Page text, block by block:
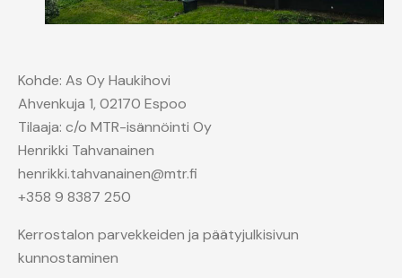
Kohde: As Oy Haukihovi
Ahvenkuja 1, 02170 Espoo
Tilaaja: c/o MTR-isännöinti Oy
Henrikki Tahvanainen
henrikki.tahvanainen@mtr.fi
+358 9 8387 250
Kerrostalon parvekkeiden ja päätyjulkisivun
kunnostaminen